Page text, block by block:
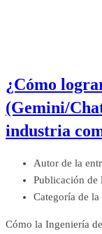
¿Cómo
(Gemini/
industria
Autor de la
Publicación de
Categoría de la
Cómo la Ingeniería